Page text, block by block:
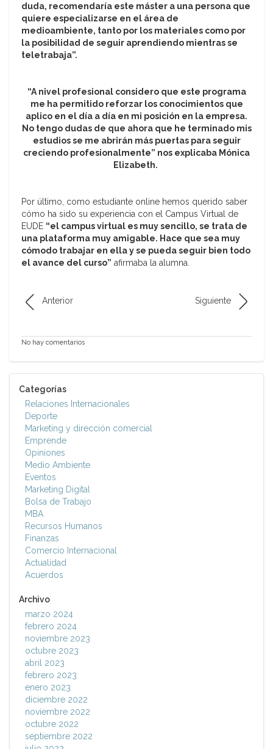
duda, recomendaría este máster a una persona que
quiere especializarse en el área de
medioambiente, tanto por los materiales como por
la posibilidad de seguir aprendiendo mientras se
teletrabaja”.
“A nivel profesional considero que este programa
me ha permitido reforzar los conocimientos que
aplico en el día a día en mi posición en la empresa.
No tengo dudas de que ahora que he terminado mis
estudios se me abrirán más puertas para seguir
creciendo profesionalmente” nos explicaba Mónica
Elizabeth.
Por último, como estudiante online hemos querido saber
cómo ha sido su experiencia con el Campus Virtual de
EUDE “el campus virtual es muy sencillo, se trata de
una plataforma muy amigable. Hace que sea muy
cómodo trabajar en ella y se pueda seguir bien todo
el avance del curso” afirmaba la alumna.
Anterior Siguiente
No hay comentarios
Categorías
Relaciones Internacionales
Deporte
Marketing y dirección comercial
Emprende
Opiniones
Medio Ambiente
Eventos
Marketing Digital
Bolsa de Trabajo
MBA
Recursos Humanos
Finanzas
Comercio Internacional
Actualidad
Acuerdos
Archivo
marzo 2024
febrero 2024
noviembre 2023
octubre 2023
abril 2023
febrero 2023
enero 2023
diciembre 2022
noviembre 2022
octubre 2022
septiembre 2022